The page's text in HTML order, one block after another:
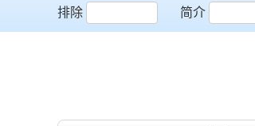
排除
简介